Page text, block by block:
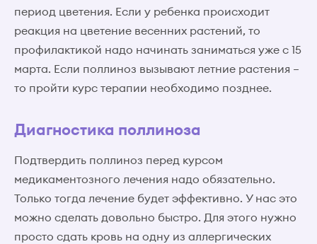
период цветения. Если у ребенка происходит
реакция на цветение весенних растений, то
профилактикой надо начинать заниматься уже с 15
марта. Если поллиноз вызывают летние растения –
то пройти курс терапии необходимо позднее.
Диагностика поллиноза
Подтвердить поллиноз перед курсом
медикаментозного лечения надо обязательно.
Только тогда лечение будет эффективно. У нас это
можно сделать довольно быстро. Для этого нужно
просто сдать кровь на одну из аллергических